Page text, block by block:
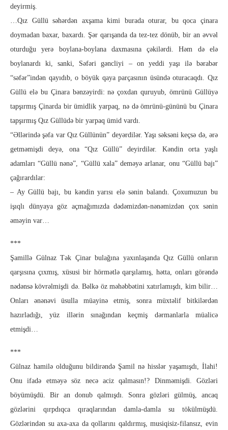
deyirmiş.
…Qız Güllü səhərdən axşama kimi burada oturar, bu qoca çinara
doymadan baxar, baxardı. Şər qarışanda da tez-tez dönüb, bir an əvvəl
oturduğu yerə boylana-boylana daxmasına çəkilərdi. Həm də elə
boylanardı ki, sanki, Səfəri gəncliyi – on yeddi yaşı ilə bərabər
“səfər”indən qayıdıb, o böyük qaya parçasının üsündə oturacaqdı. Qız
Güllü elə bu Çinara bənzəyirdi: nə çoxdan quruyub, ömrünü Güllüyə
tapşırmış Çinarda bir ümidlik yarpaq, nə də ömrünü-gününü bu Çinara
tapşırmış Qız Güllüdə bir yarpaq ümid vardı.
“Əllərində şəfa var Qız Güllünün” deyərdilər. Yaşı səksəni keçsə də, ərə
getməmişdi deyə, ona “Qız Güllü” deyirdilər. Kəndin orta yaşlı
adamları “Güllü nənə”, “Güllü xala” deməyə arlanar, onu “Güllü bajı”
çağırardılar:
– Ay Güllü bajı, bu kəndin yarısı elə sənin balandı. Çoxumuzun bu
işıqlı dünyaya göz açmağımızda dədəmizdən-nənəmizdən çox sənin
əməyin var…
***
Şamillə Gülnaz Tək Çinar bulağına yaxınlaşanda Qız Güllü onların
qarşısına çıxmış, xüsusi bir hörmətlə qarşılamış, hətta, onları görəndə
nədənsə kövrəlmişdi də. Bəlkə öz məhəbbətini xatırlamışdı, kim bilir…
Onları ənənəvi üsulla müayinə etmiş, sonra müxtəlif bitkilərdən
hazırladığı, yüz illərin sınağından keçmiş dərmanlarla müalicə
etmişdi…
***
Gülnaz hamilə olduğunu bildirəndə Şamil nə hisslər yaşamışdı, İlahi!
Onu ifadə etməyə söz necə aciz qalmasın!? Dinməmişdi. Gözləri
böyümüşdü. Bir an donub qalmışdı. Sonra gözləri gülmüş, ancaq
gözlərini qırpdıqca qıraqlarından damla-damla su tökülmüşdü.
Gözlərindən su axa-axa da qollarını qaldırmış, musiqisiz-filansız, evin